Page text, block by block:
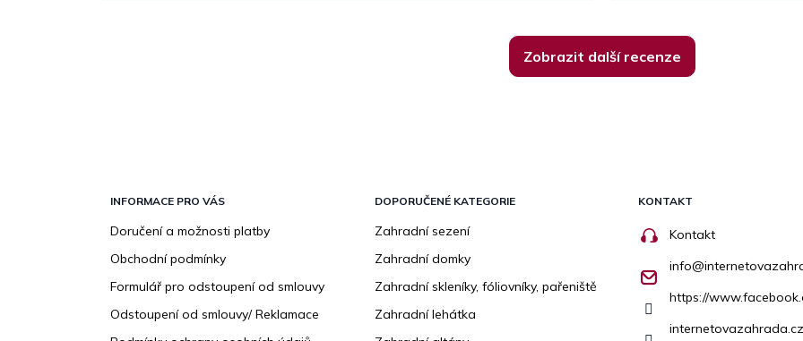
Zobrazit další recenze
INFORMACE PRO VÁS
Doručení a možnosti platby
Obchodní podmínky
Formulář pro odstoupení od smlouvy
Odstoupení od smlouvy/ Reklamace
DOPORUČENÉ KATEGORIE
Zahradní sezení
Zahradní domky
Zahradní skleníky, fóliovníky, pařeniště
Zahradní lehátka
KONTAKT
Kontakt
info@
https://